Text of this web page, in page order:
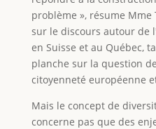
problème », résume Mme
sur le discours autour de
en Suisse et au Québec,
planche sur la question
citoyenneté européenne
Mais le concept de
concerne pas que des